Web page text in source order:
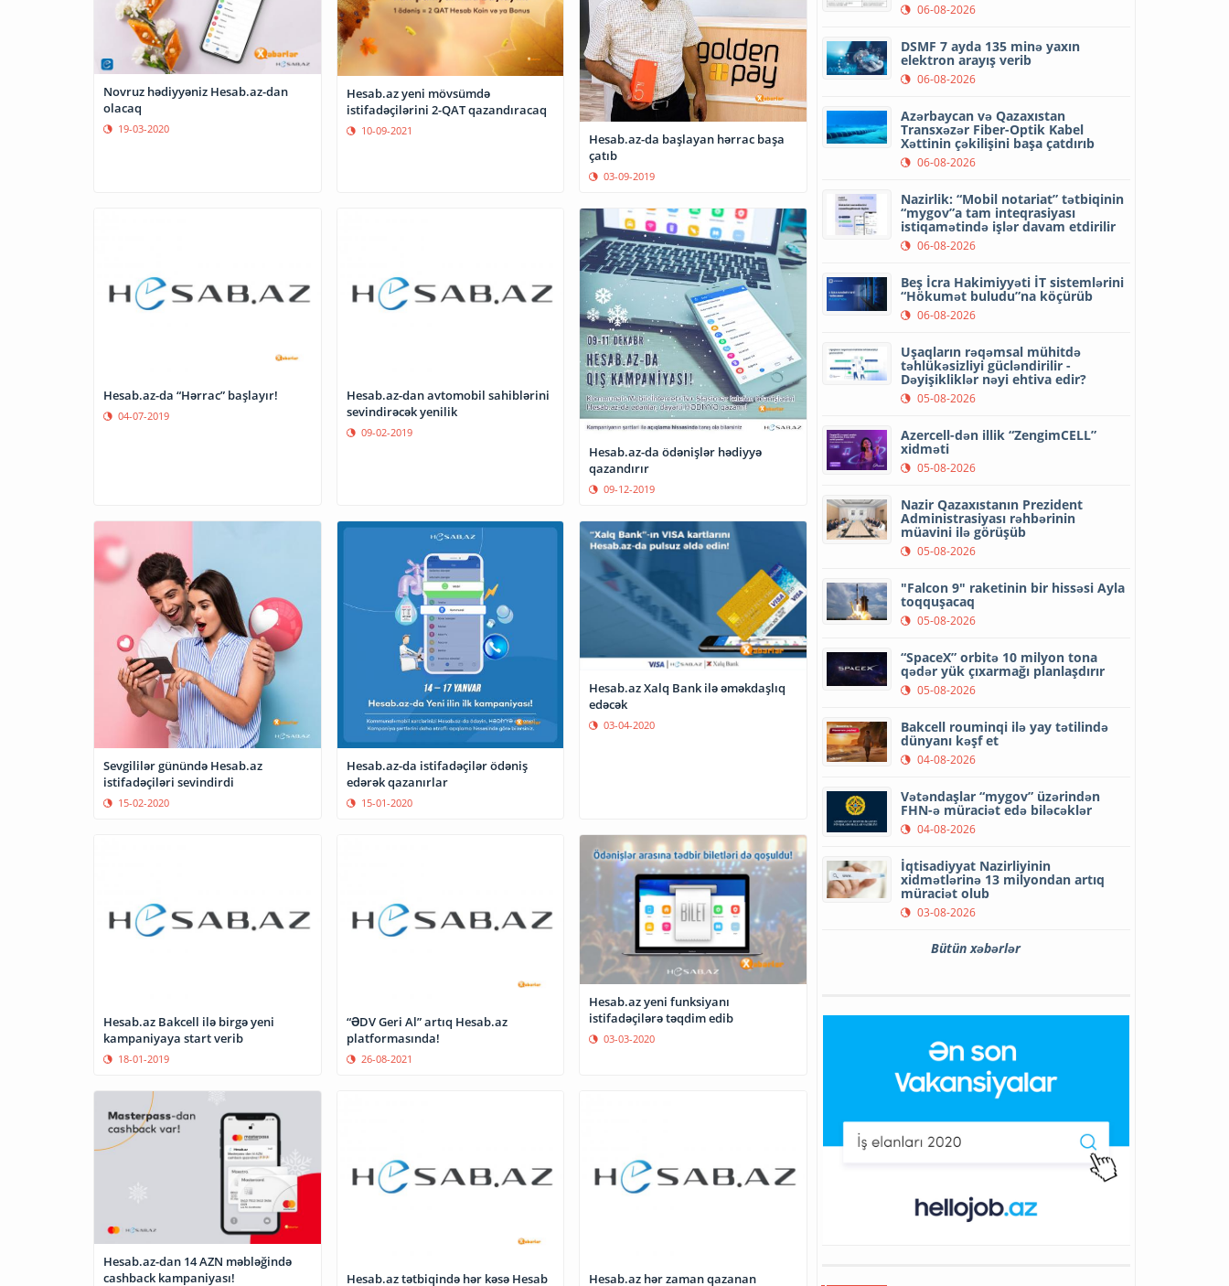
Novruz hədiyyəniz Hesab.az-dan
olacaq
19-03-2020
Hesab.az yeni mövsümdə
istifadəçilərini 2-QAT qazandıracaq
10-09-2021
Hesab.az-da başlayan hərrac başa
çatıb
03-09-2019
Hesab.az-da “Hərrac” başlayır!
04-07-2019
Hesab.az-dan avtomobil sahiblərini
sevindirəcək yenilik
09-02-2019
Hesab.az-da ödənişlər hədiyyə
qazandırır
09-12-2019
Sevgililər günündə Hesab.az
istifadəçiləri sevindirdi
15-02-2020
Hesab.az-da istifadəçilər ödəniş
edərək qazanırlar
15-01-2020
Hesab.az Xalq Bank ilə əməkdaşlıq
edəcək
03-04-2020
Hesab.az Bakcell ilə birgə yeni
kampaniyaya start verib
18-01-2019
“ƏDV Geri Al” artıq Hesab.az
platformasında!
26-08-2021
Hesab.az yeni funksiyanı
istifadəçilərə təqdim edib
03-03-2020
Hesab.az-dan 14 AZN məbləğində
cashback kampaniyası!
Hesab.az tətbiqində hər kəsə Hesab Hesab.az hər zaman qazanan
06-08-2026
DSMF 7 ayda 135 minə yaxın
elektron arayış verib
06-08-2026
Azərbaycan və Qazaxıstan
Transxəzər Fiber-Optik Kabel
Xəttinin çəkilişini başa çatdırıb
06-08-2026
Nazirlik: “Mobil notariat” tətbiqinin
“mygov”a tam inteqrasiyası
istiqamətində işlər davam etdirilir
06-08-2026
Beş İcra Hakimiyyəti İT sistemlərini
“Hökumət buludu”na köçürüb
06-08-2026
Uşaqların rəqəmsal mühitdə
təhlükəsizliyi gücləndirilir -
Dəyişikliklər nəyi ehtiva edir?
05-08-2026
Azercell-dən illik “ZengimCELL”
xidməti
05-08-2026
Nazir Qazaxıstanın Prezident
Administrasiyası rəhbərinin
müavini ilə görüşüb
05-08-2026
"Falcon 9" raketinin bir hissəsi Ayla
toqquşacaq
05-08-2026
“SpaceX” orbitə 10 milyon tona
qədər yük çıxarmağı planlaşdırır
05-08-2026
Bakcell rouminqi ilə yay tətilində
dünyanı kəşf et
04-08-2026
Vətəndaşlar “mygov” üzərindən
FHN-ə müraciət edə biləcəklər
04-08-2026
İqtisadiyyat Nazirliyinin
xidmətlərinə 13 milyondan artıq
müraciət olub
03-08-2026
Bütün xəbərlər